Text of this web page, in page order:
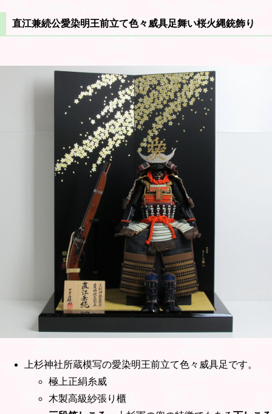
直江兼続公愛染明王前立て色々威具足舞い桜火縄銃飾り
上杉神社所蔵模写の愛染明王前立て色々威具足です。
極上正絹糸威
木製高級紗張り櫃